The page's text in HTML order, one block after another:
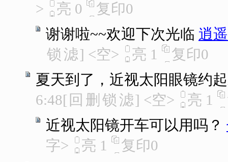
>
亮 0 复印0
谢谢啦~~欢迎下次光临 逍
锁 滤] <空> 亮 1 复印0
夏天到了，近视太阳眼镜约
6:48[ 回 删 锁 滤] <空> 亮 1
近视太阳镜开车可以用吗？
字>
亮 1 复印0